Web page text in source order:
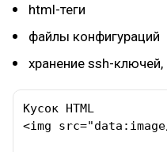
html-теги
файлы конфигураций
хранение ssh-
Кусок HTML
<img src="data:image/